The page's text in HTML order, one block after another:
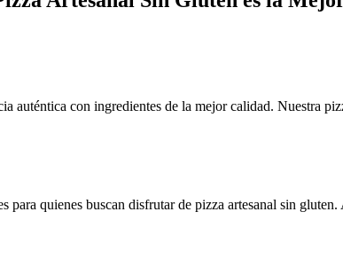
auténtica con ingredientes de la mejor calidad. Nuestra
para quienes buscan disfrutar de pizza artesanal sin